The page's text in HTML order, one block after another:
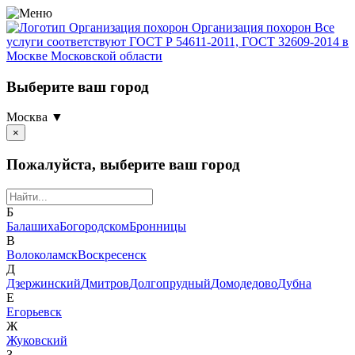
Организация похорон Организация похорон Все
услуги соответствуют ГОСТ Р 54611-2011, ГОСТ 32609-2014 в
Москве Московской области
Выберите ваш город
Москва ▼
×
Пожалуйста, выберите ваш город
Б
БалашихаБогородскомБронницы
В
ВолоколамскВоскресенск
Д
ДзержинскийДмитровДолгопрудныйДомодедовоДубна
Е
Егорьевск
Ж
Жуковский